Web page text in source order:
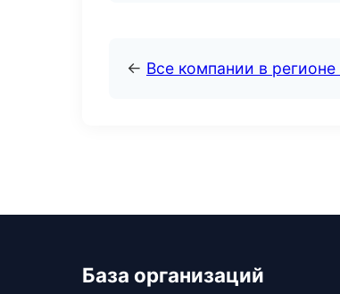
← Все компании в
База организаций